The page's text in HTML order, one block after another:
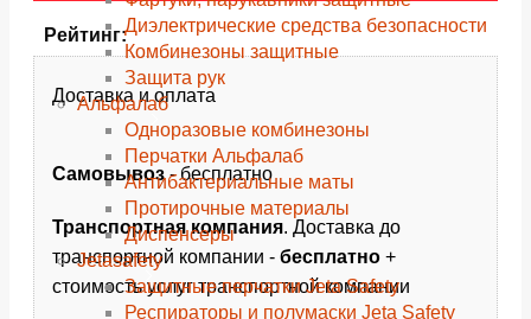
Диэлектрические средства безопасности
Комбинезоны защитные
Защита рук
Альфалаб
Одноразовые комбинезоны
Перчатки Альфалаб
Антибактериальные маты
Протирочные материалы
Диспенсеры
Jetasafety
Защитные перчатки Jeta Safety
Респираторы и полумаски Jeta Safety
Рейтинг:
Доставка и оплата
Самовывоз- бесплатно
Транспортная компания. Доставка до
транспортной компании - бесплатно +
стоимость услуг транспортной компании